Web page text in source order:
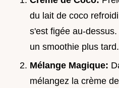
du lait de coco
s'est figée au-
un smoothie plus tard.
Mélange Magique:
mélangez la crème